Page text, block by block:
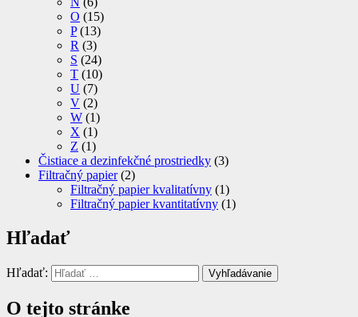
O (15)
P(13)
R (3)
S (24)
T (10)
U (7)
V (2)
W (1)
X (1)
Z (1)
Čistiace a dezinfekčné prostriedky (3)
Filtračný papier(2)
Filtračný papier kvalitatívny (1)
Filtračný papier kvantitatívny (1)
Hľadať
Hľadať: Vyhľadávanie
O tejto stránke